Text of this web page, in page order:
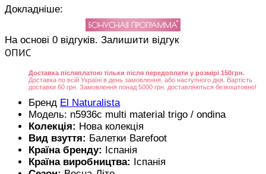
Докладніше:
На основі 0 відгуків. Залишити відгук
ОПИС
Доставка післяплатою тільки після передоплати у розмірі 150грн.
Доставка по всій Україні в день замовлення, або наступного дня. Вартість
доставки 60 грн. Замовлення понад 5000 грн. доставляються безкоштовно!
Бренд El Naturalista
Модель: n5936c multi material trigo / ondina
Колекція: Нова колекція
Вид взуття: Балетки Barefoot
Країна бренду:
Іспанія
Країна виробництва:
Іспанія